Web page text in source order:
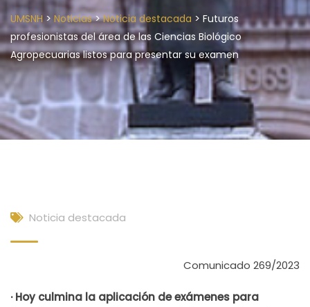
UMSNH > Noticias>Noticia destacada > Futuros
profesionistas del área de las Ciencias Biológico
Agropecuarias listos para presentar su examen
Noticia destacada
Comunicado 269/2023
· Hoy culmina la aplicación de exámenes para